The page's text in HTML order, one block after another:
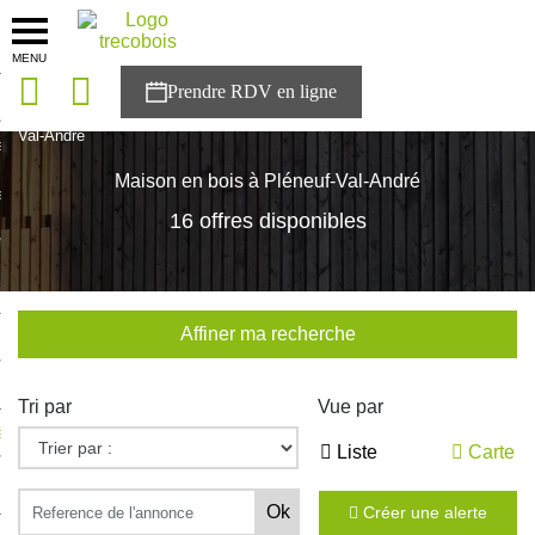
MENU
solutions
Trecobois
à NESTOR
Val-André
Maison en bois à Pléneuf-Val-André
16 offres disponibles
Affiner ma recherche
Tri par Vue par
Liste Carte
Créer une alerte